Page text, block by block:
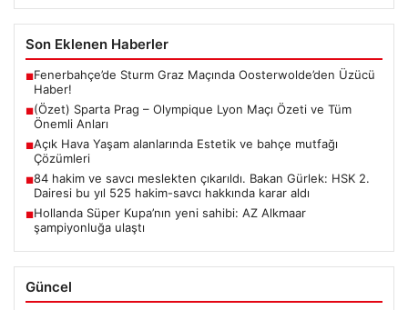
Son Eklenen Haberler
■Fenerbahçe’de Sturm Graz Maçında Oosterwolde’den Üzücü
Haber!
■(Özet) Sparta Prag – Olympique Lyon Maçı Özeti ve Tüm
Önemli Anları
■Açık Hava Yaşam alanlarında Estetik ve bahçe mutfağı
Çözümleri
■84 hakim ve savcı meslekten çıkarıldı. Bakan Gürlek: HSK 2.
Dairesi bu yıl 525 hakim-savcı hakkında karar aldı
■Hollanda Süper Kupa’nın yeni sahibi: AZ Alkmaar
şampiyonluğa ulaştı
Güncel